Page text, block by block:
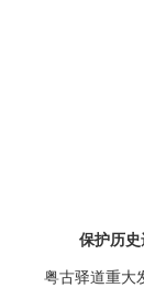
保护历史
粤古驿道重大